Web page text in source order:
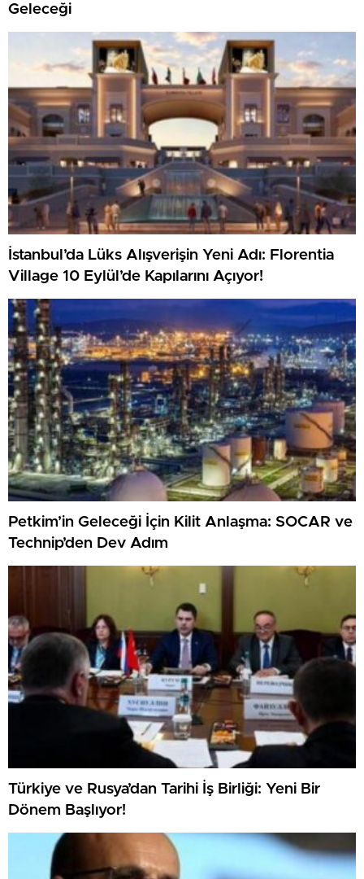
Geleceği
İstanbul’da Lüks Alışverişin Yeni Adı: Florentia
Village 10 Eylül’de Kapılarını Açıyor!
Petkim’in Geleceği İçin Kilit Anlaşma: SOCAR ve
Technip’den Dev Adım
Türkiye ve Rusya’dan Tarihi İş Birliği: Yeni Bir
Dönem Başlıyor!